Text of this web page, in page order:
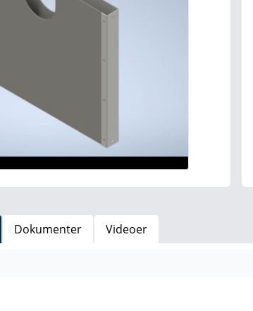
Dokumenter Videoer